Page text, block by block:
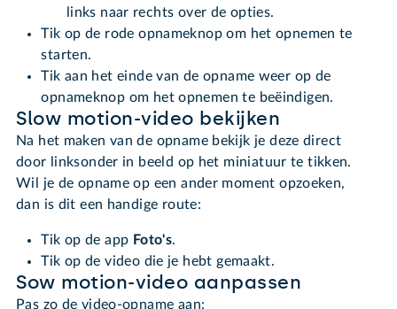
links naar rechts over de opties.
Tik op de rode opnameknop om het opnemen te
starten.
Tik aan het einde van de opname weer op de
opnameknop om het opnemen te beëindigen.
Slow motion-video bekijken
Na het maken van de opname bekijk je deze direct
door linksonder in beeld op het miniatuur te tikken.
Wil je de opname op een ander moment opzoeken,
dan is dit een handige route:
Tik op de app Foto's.
Tik op de video die je hebt gemaakt.
Sow motion-video aanpassen
Pas zo de video-opname aan: